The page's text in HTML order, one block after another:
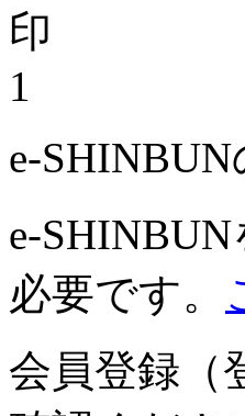
1
e-
e-
必要です。
会員登録（